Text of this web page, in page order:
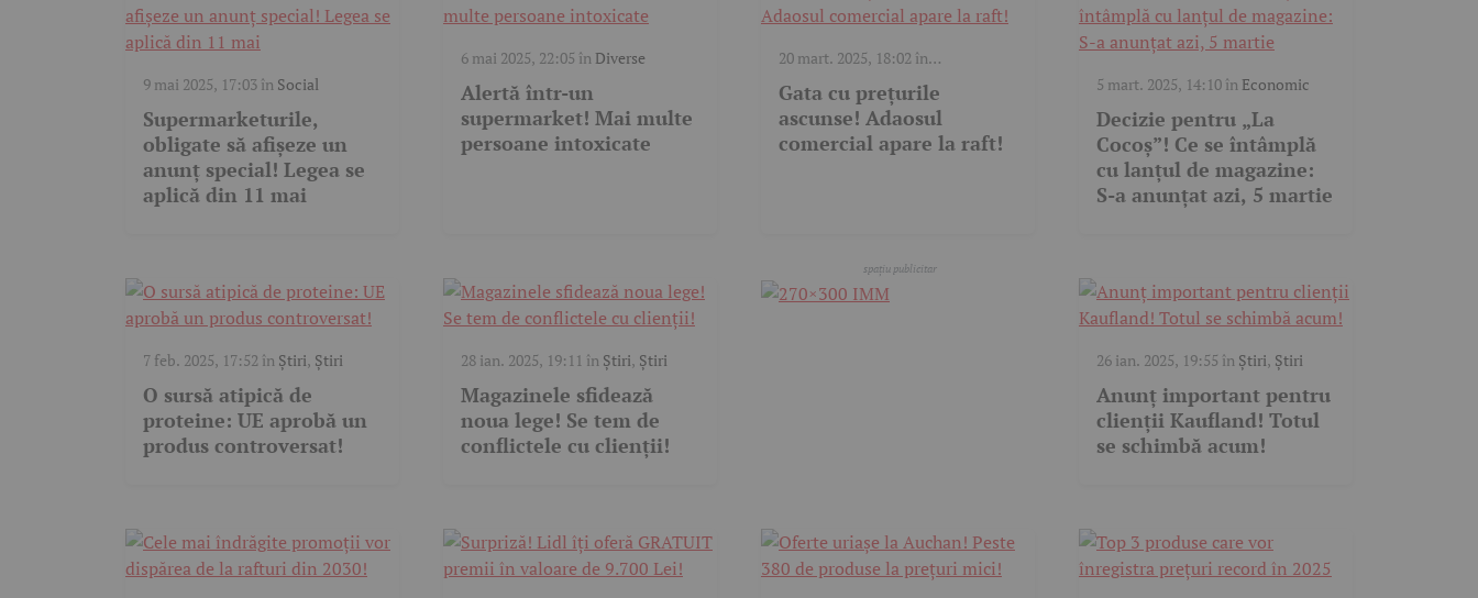
9 mai 2025, 17:03 în Social
Supermarketurile,
obligate să afișeze un
anunț special! Legea se
aplică din 11 mai
6 mai 2025, 22:05 în Diverse
Alertă într-un
supermarket! Mai multe
persoane intoxicate
20 mart. 2025, 18:02 în
Gata cu prețurile
ascunse! Adaosul
comercial apare la raft!
5 mart. 2025, 14:10 în Economic
Decizie pentru „La
Cocoș”! Ce se întâmplă
cu lanțul de magazine:
S-a anunțat azi, 5 martie
7 feb. 2025, 17:52 în Știri, Știri
O sursă atipică de
proteine: UE aprobă un
produs controversat!
28 ian. 2025, 19:11 în Știri, Știri
Magazinele sfidează
noua lege! Se tem de
conflictele cu clienții!
26 ian. 2025, 19:55 în Știri, Știri
Anunț important pentru
clienții Kaufland! Totul
se schimbă acum!